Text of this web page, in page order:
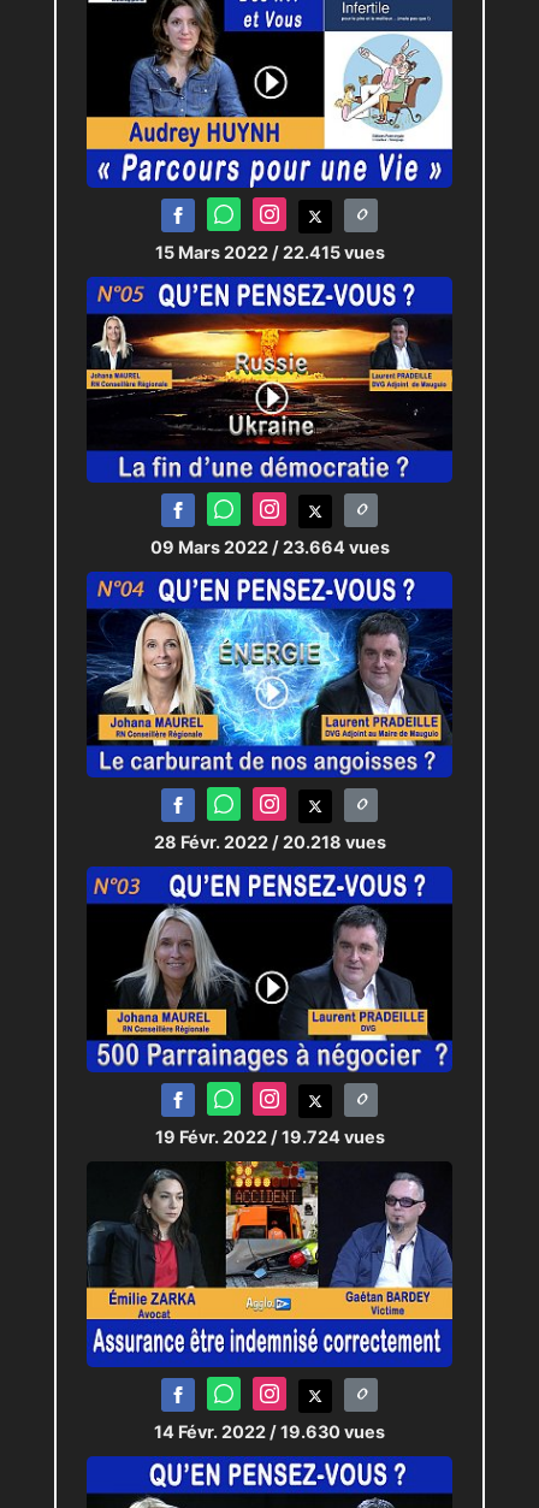
15 Mars 2022 / 22.415 vues
09 Mars 2022 / 23.664 vues
28 Févr. 2022 / 20.218 vues
19 Févr. 2022 / 19.724 vues
14 Févr. 2022 / 19.630 vues